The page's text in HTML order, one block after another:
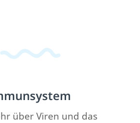
über Viren und das